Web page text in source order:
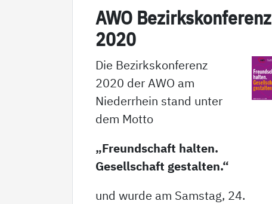
AWO Be­zirks­kon­fe­renz
2020
Die Bezirkskonferenz
2020 der AWO am
Niederrhein stand unter
dem Motto
„Freundschaft halten.
Gesellschaft gestalten.“
und wurde am Samstag, 24.